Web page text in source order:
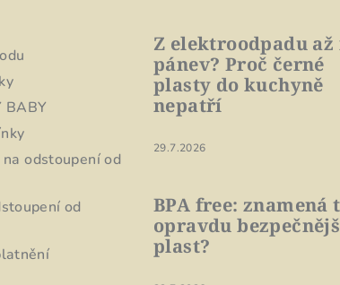
BABY
odstoupení od
od
Z elektroodpadu až
pánev? Proč černé
plasty do kuchyně
nepatří
29.7.2026
BPA free: znamená
opravdu
plast?